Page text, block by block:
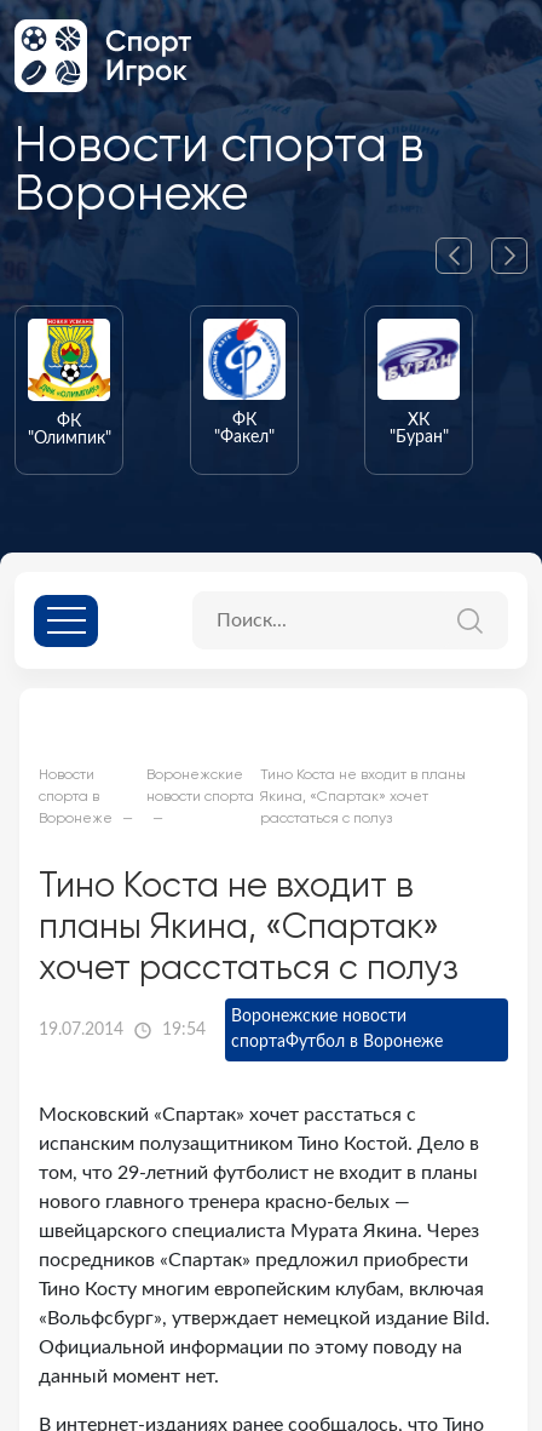
Новости спорта в
Воронеже
ФК
"Олимпик"
ФК
"Факел"
ХК
"Буран"
Новости
спорта в
Воронеже
Воронежские
новости спорта
Тино Коста не входит в планы
Якина, «Спартак» хочет
расстаться с полуз
Тино Коста не входит в
планы Якина, «Спартак»
хочет расстаться с полуз
19.07.2014 19:54
Воронежские новости
спортаФутбол в Воронеже
Московский «Спартак» хочет расстаться с
испанским полузащитником Тино Костой. Дело в
том, что 29-летний футболист не входит в планы
нового главного тренера красно-белых —
швейцарского специалиста Мурата Якина. Через
посредников «Спартак» предложил приобрести
Тино Косту многим европейским клубам, включая
«Вольфсбург», утверждает немецкой издание Bild.
Официальной информации по этому поводу на
данный момент нет.
В интернет-изданиях ранее сообщалось, что Тино